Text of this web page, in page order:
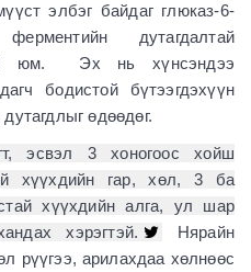
элбэг байдаг глюказ-6-
дутагдалтай
юм. Эх нь хүнсэндээ
бодистой бүтээгдэхүүн
өдөөдөг.
эсвэл 3 хоногоос хойш
хүүхдийн гар, хөл, 3 ба
хүүхдийн алга, ул шар
хэрэгтэй.
Нярайн
рүүгээ, арилахдаа хөлнөөс